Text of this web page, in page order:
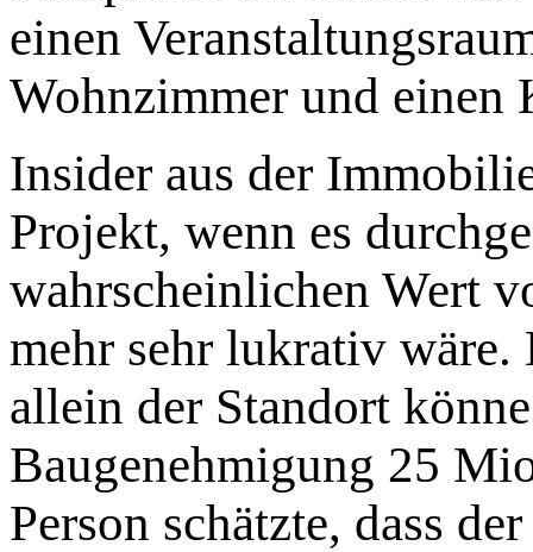
einen
Wohnzimmer und einen
Insider aus der
Projekt, wenn es
wahrscheinlichen Wert
mehr sehr lukrativ
allein der Standort
Baugenehmigung 25
Person schätzte, dass